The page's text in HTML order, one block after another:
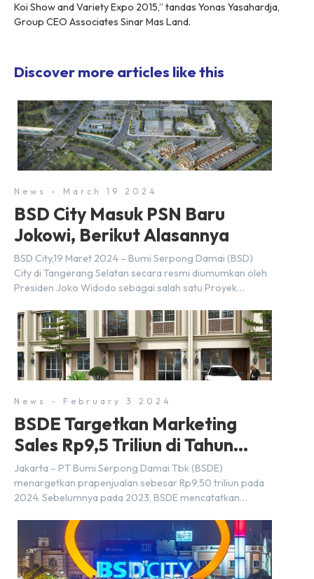
Koi Show and Variety Expo 2015,” tandas Yonas Yasahardja,
Group CEO Associates Sinar Mas Land.
Discover more articles like this
News - March 19 2024
BSD City Masuk PSN Baru
Jokowi, Berikut Alasannya
BSD City,19 Maret 2024 – Bumi Serpong Damai (BSD)
City di Tangerang Selatan secara resmi diumumkan oleh
Presiden Joko Widodo sebagai salah satu Proyek
dibuat oleh Menteri Koordinator Bidang Perekonomian,
Airlangga Hartarto, setelah Rapat Terbatas (ratas)
bersama Jokowi di Istana Kepresidenan pada hari Senin,
18 Maret 2024. Selain […]
News - February 3 2024
BSDE Targetkan Marketing
Sales Rp9,5 Triliun di Tahun
2024
Jakarta – PT Bumi Serpong Damai Tbk (BSDE)
menargetkan prapenjualan sebesar Rp9,50 triliun pada
2024. Sebelumnya pada 2023, BSDE mencatatkan
melampaui target prapenjualan sebesar Rp8,80 triliun.
Menurut Direktur BSDE Hermawan Wijaya menghadapi
2024, kondisi ekonomi global maupun nasional dapat
memengaruhi pertimbangan masyarakat untuk membeli